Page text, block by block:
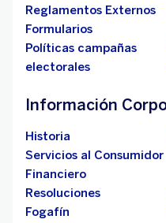
Reglamentos Externos
Formularios
Políticas campañas
electorales
Información
Historia
Servicios al Consumidor
Financiero
Resoluciones
Fogafín